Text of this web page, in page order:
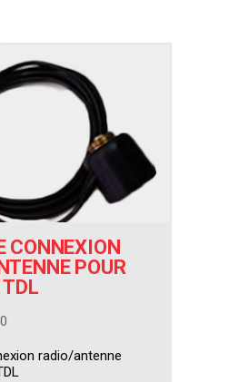
CONNEXION
POUR
radio/antenne